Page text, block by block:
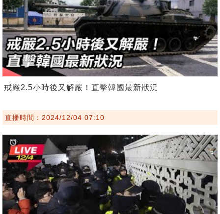
戒嚴2.5小時後又解嚴！直擊韓國最新狀況
直播時間：2024/12/04 07:10